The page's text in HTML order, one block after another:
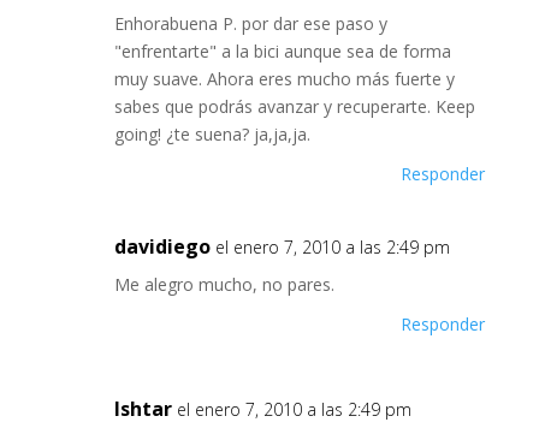
Enhorabuena P. por dar ese paso y
"enfrentarte" a la bici aunque sea de forma
muy suave. Ahora eres mucho más fuerte y
sabes que podrás avanzar y recuperarte. Keep
going! ¿te suena? ja,ja,ja.
Responder
davidiego el enero 7, 2010 a las 2:49 pm
Me alegro mucho, no pares.
Responder
Ishtar el enero 7, 2010 a las 2:49 pm